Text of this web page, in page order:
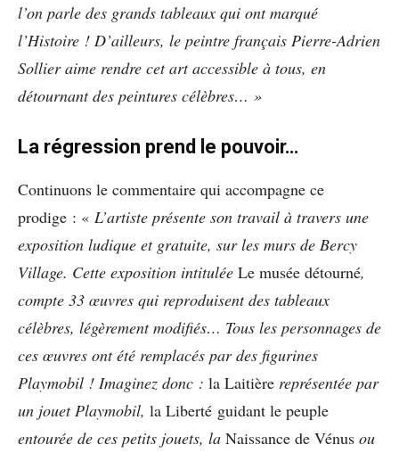
l’on parle des grands tableaux qui ont marqué
l’Histoire ! D’ailleurs, le peintre français Pierre-Adrien
Sollier aime rendre cet art accessible à tous, en
détournant des peintures célèbres… »
La régression prend le pouvoir…
Continuons le commentaire qui accompagne ce
prodige : « L’artiste présente son travail à travers une
exposition ludique et gratuite, sur les murs de Bercy
Village. Cette exposition intitulée Le musée détourné,
compte 33 œuvres qui reproduisent des tableaux
célèbres, légèrement modifiés… Tous les personnages de
ces œuvres ont été remplacés par des figurines
Playmobil ! Imaginez donc : la Laitière représentée par
un jouet Playmobil, la Liberté guidant le peuple
entourée de ces petits jouets, la Naissance de Vénus ou